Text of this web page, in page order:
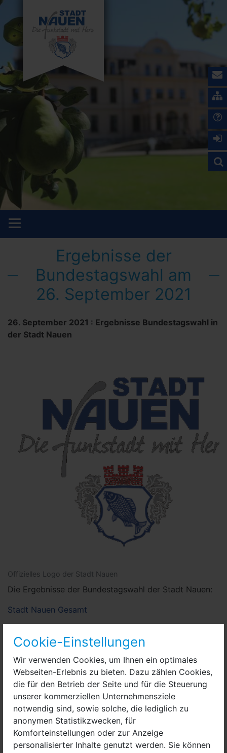
Cookie-Einstellungen
Wir verwenden Cookies, um Ihnen ein optimales
Webseiten-Erlebnis zu bieten. Dazu zählen Cookies,
die für den Betrieb der Seite und für die Steuerung
unserer kommerziellen Unternehmensziele
notwendig sind, sowie solche, die lediglich zu
anonymen Statistikzwecken, für
Komforteinstellungen oder zur Anzeige
personalisierter Inhalte genutzt werden. Sie können
Ergebnisse der
Bundestagswahl am
26. September 2021
26. September 2021 : Ergebnisse Bundestagswahl in
der Stadt Nauen
Offizielles Logo der Stadt Nauen
Die Ergebnisse der Bundestagswahl der Stadt Nauen:
Stadt Nauen Gesamt
002 - Vereinsgebäude VfL
003 - Goethe-Gymnasium
004 - Käthe-Kollwitz-Grundschule
005 - Rathaus
006 - Biene Maja